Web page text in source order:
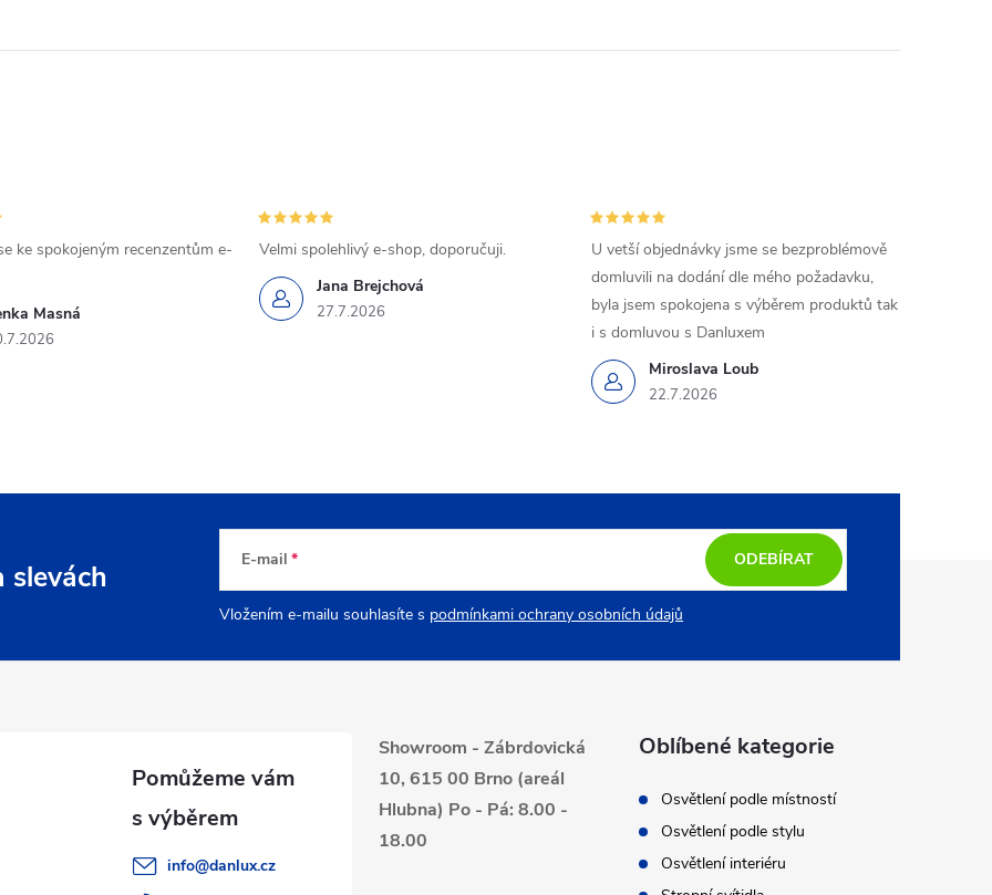
Masná
ke spokojeným recenzentům e-
Jana Brejchová
27.7.2026
Velmi spolehlivý e-shop, doporučuji.
Miroslava Loub
22.7.2026
U vetší objednávky jsme se bezproblémově
domluvili na dodání dle mého požadavku,
byla jsem spokojena s výběrem produktů tak
i s domluvou s Danluxem
slevách E-mail
Vložením e-mailu souhlasíte s podmínkami ochrany osobních údajů
ODEBÍRAT
info@danlux.cz
Showroom - Zábrdovická
10, 615 00 Brno (areál
Hlubna) Po - Pá: 8.00 -
18.00
Oblíbené kategorie
Osvětlení podle místností
Osvětlení podle stylu
Osvětlení interiéru